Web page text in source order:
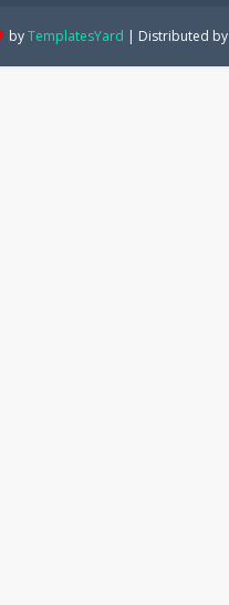
byTemplatesYard | Distributed by